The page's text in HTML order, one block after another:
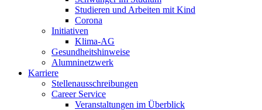
Studieren und Arbeiten mit Kind
Corona
Initiativen
Klima-AG
Gesundheitshinweise
Alumninetzwerk
Karriere
Stellenausschreibungen
Career Service
Veranstaltungen im Überblick